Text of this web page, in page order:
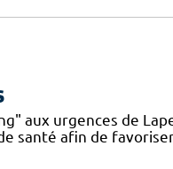
aux urgences de
santé afin de